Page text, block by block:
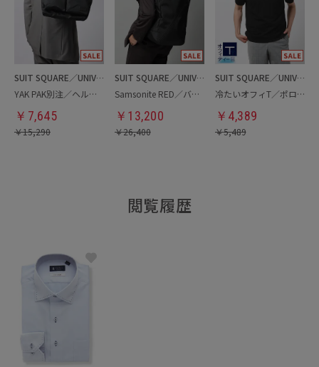
SUIT SQUARE／UNIVERSAL LANGUAGE
YAK PAK別注／ヘルメットバッグ
￥ 7,645
￥15,290
SUIT SQUARE／UNIVERSAL LANGUAGE
Samsonite RED／バックパック
￥ 13,200
￥26,400
SUIT SQUARE／UNIVERSAL LANGUAGE
冷たいオフィT／ポロシャツ
￥ 4,389
￥5,489
閲覧履歴